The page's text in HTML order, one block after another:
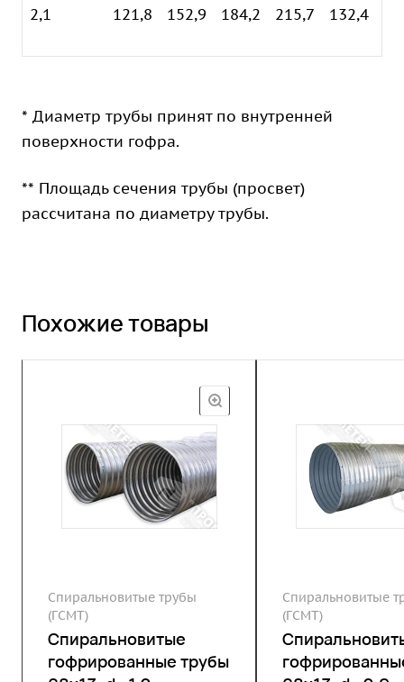
2,1 121,8 152,9 184,2 215,7 132,4
* Диаметр трубы принят по внутренней
поверхности гофра.
** Площадь сечения трубы (просвет)
рассчитана по диаметру трубы.
Похожие товары
Спиральновитые трубы
(ГСМТ)
Спиральновитые
гофрированные трубы
Спиральновитые
(ГСМТ)